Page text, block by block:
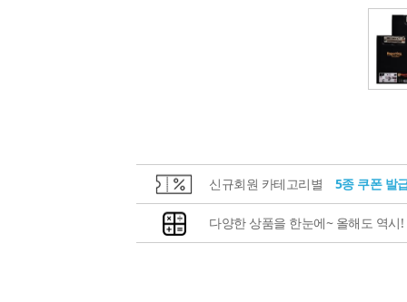
신규회원 카테고리별 5종 쿠폰 발
다양한 상품을 한눈에~ 올해도 역시!